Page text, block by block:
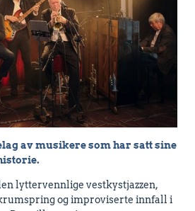
av musikere som har satt sine
lyttervennlige vestkystjazzen,
og improviserte innfall i